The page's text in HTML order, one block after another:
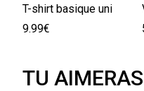
T-shirt basique uni
9.99€
TU